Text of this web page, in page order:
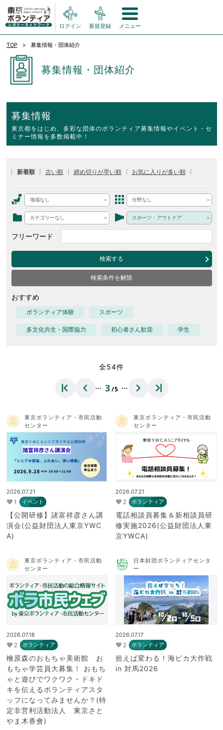
ログイン 新規登録 メニュー
TOP 募集情報・団体紹介
募集情報・団体紹介
募集情報
東京都をはじめ、多彩な団体のボランティア募集情報やイベント・セ
ミナー情報を多数掲載中！
新着順 古い順 締め切りが早い順 お気に入りが多い順
地域なし 分野なし
カテゴリーなし スポーツ・アウトドア
フリーワード
検索する
検索条件を解除
おすすめ
ボランティア体験 スポーツ
多文化共生・国際協力 初心者さん歓迎 学生
全54件
… 3/5 …
東京ボランティア・市民活動
センター
2026.07.21
1 イベント
【公開研修】諸富祥彦さん講
演会(公益財団法人東京YWC
A)
東京ボランティア・市民活動
センター
2026.07.21
2 ボランティア
電話相談員募集＆新相談員研
修実施2026(公益財団法人東
京YWCA)
東京ボランティア・市民活動
センター
2026.07.18
2 ボランティア
檜原森のおもちゃ美術館 お
もちゃ学芸員大募集！ おもち
ゃと遊びでワクワク・ドキド
キを伝えるボランティアスタ
ッフになってみませんか？(特
定非営利活動法人 東京さと
やま木香會)
日本財団ボランティアセンタ
ー
2026.07.17
2 ボランティア
拾えば変わる！海ピカ大作戦
in 対馬2026